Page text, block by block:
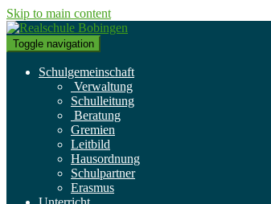
Skip to main content
Toggle navigation
Schulgemeinschaft
Verwaltung
Schulleitung
Beratung
Gremien
Leitbild
Hausordnung
Schulpartner
Erasmus